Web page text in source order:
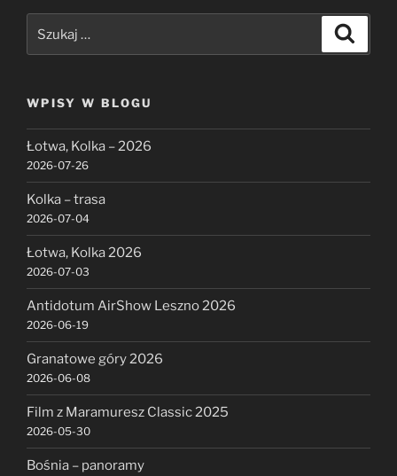
WPISY W BLOGU
Łotwa, Kolka – 2026
2026-07-26
Kolka – trasa
2026-07-04
Łotwa, Kolka 2026
2026-07-03
Antidotum AirShow Leszno 2026
2026-06-19
Granatowe góry 2026
2026-06-08
Film z Maramuresz Classic 2025
2026-05-30
Bośnia – panoramy